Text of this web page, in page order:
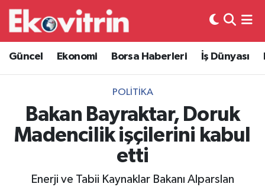
Güncel Ekonomi Borsa Haberleri İş Dünyası
POLITIKA
Bakan Bayraktar, Doruk
Madencilik işçilerini kabul
etti
Enerji ve Tabii Kaynaklar Bakanı Alparslan
Güncel
Ekonomi
Borsa Haberleri
İş Dünyası
Hava Durumu
Trafik Durumu
Süper Lig Puan Durumu ve Fikstür
Tüm Manşetler
Son Dakika Haberleri